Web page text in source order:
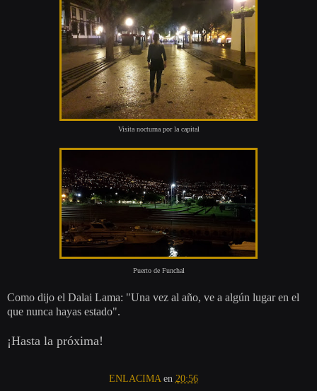
Visita nocturna por la capital
Puerto de Funchal
Como dijo el Dalai Lama: "Una vez al año, ve a algún lugar en el
que nunca hayas estado".
¡Hasta la próxima!
ENLACIMA en 20:56